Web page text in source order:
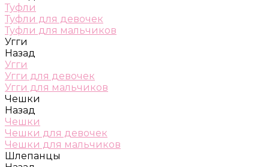
Туфли
Туфли для девочек
Туфли для мальчиков
Угги
Назад
Угги
Угги для девочек
Угги для мальчиков
Чешки
Назад
Чешки
Чешки для девочек
Чешки для мальчиков
Шлепанцы